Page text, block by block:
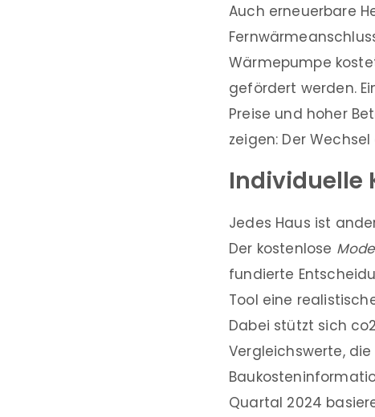
Auch erneuerbare
Wärmepumpe
gefördert werden.
Preise und hoher
zeigen: Der
Individuelle
Jedes Haus ist
Der kostenlose
fundierte
Tool eine
Dabei stützt sich
Vergleichswerte,
Quartal 2024